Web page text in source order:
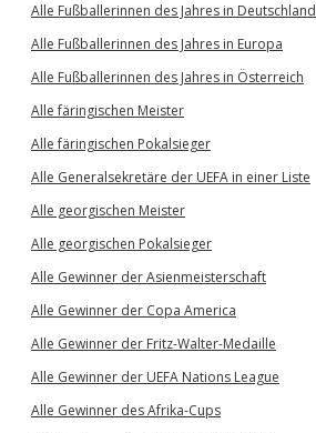
Alle Fußballerinnen des Jahres in Deutschland
Alle Fußballerinnen des Jahres in Europa
Alle Fußballerinnen des Jahres in Österreich
Alle färingischen Meister
Alle färingischen Pokalsieger
Alle Generalsekretäre der UEFA in einer Liste
Alle georgischen Meister
Alle georgischen Pokalsieger
Alle Gewinner der Asienmeisterschaft
Alle Gewinner der Copa America
Alle Gewinner der Fritz-Walter-Medaille
Alle Gewinner der UEFA Nations League
Alle Gewinner des Afrika-Cups